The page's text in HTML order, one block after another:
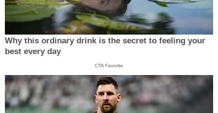
Why this ordinary drink is the secret to feeling your
best every day
CTA Favorite